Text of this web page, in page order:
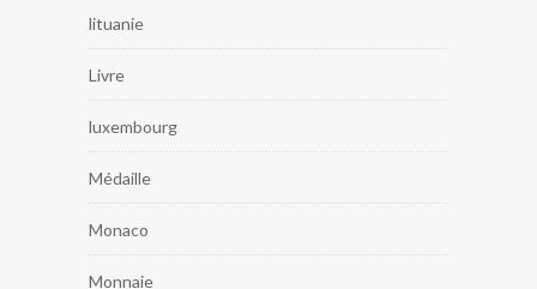
lituanie
Livre
luxembourg
Médaille
Monaco
Monnaie